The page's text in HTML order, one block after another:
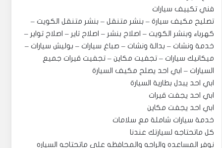
فني تكييف سيارات
تصليح مكيف سيارة – بنشر متنقل – بنشر متنقل الكويت –
كهرباء وبنشر الكويت – اصلاح بنشر – اصلاح تاير – اصلاح تواير –
خدمة ونشات – بدالة ونشات – صباغ سيارات – بوليش سيارات –
ميكانيك سيارات – تجفيت مكاين – تجفيت قيرات جميع
السيارات – ابي احد يصلح مكيف السيارة
ابي احد يبدل بطارية السيارة
ابي احد يجفت قيرات
ابي احد يجفت مكاين
خدمة سيارات شاملة مع سلامات
كل ماتحتاجه لسيارتك عندنا
نوفر المساعده والراحه والمحافظه على ماتحتاجه السياره